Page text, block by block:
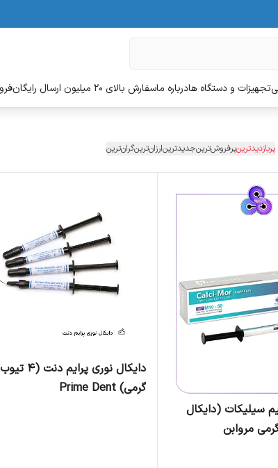
تجهیزات و دستگاه هادرباره ماسفارش بالای 20 میلیون ارسال رایگان
پربازدیدترینپرفروش‌ترینجدیدترینارزان‌ترینگران‌ترین
سیلیکات (دایکال
دایکال نوری
گرمی) Prime Dent